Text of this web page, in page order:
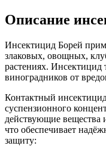
Описание
Инсектицид Борей
злаковых, овощных,
растениях. Инсектицид
виноградников от
Контактный
суспензионного
действующие вещества
что обеспечивает
защиту: